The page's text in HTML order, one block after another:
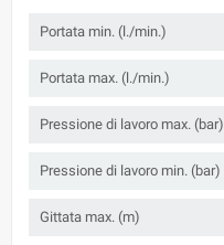
Portata min. (l./min.)
Portata max. (l./min.)
Pressione di lavoro max. (bar)
Pressione di lavoro min. (bar)
Gittata max. (m)